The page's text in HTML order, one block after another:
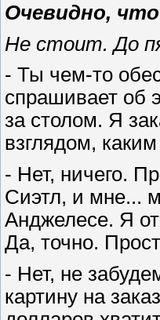
Очевидно,
Не стоит. До
- Ты чем-то
спрашивает об
за столом. Я
взглядом,
- Нет, ничего.
Сиэтл, и мне...
Анджелесе. Я
Да, точно.
- Нет, не
картину на